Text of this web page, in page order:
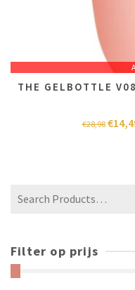
THE GELBOTTLE
€28,98 €
Filter op prijs